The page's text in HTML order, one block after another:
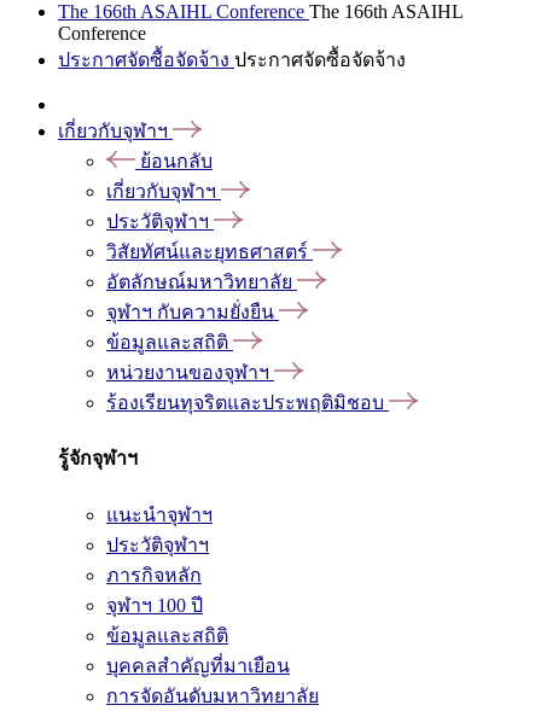
The 166th ASAIHL Conference The 166th ASAIHL
Conference
ประกาศจัดซื้อจัดจ้าง ประกาศจัดซื้อจัดจ้าง
เกี่ยวกับจุฬาฯ
ย้อนกลับ
เกี่ยวกับจุฬาฯ
ประวัติจุฬาฯ
วิสัยทัศน์และยุทธศาสตร์
อัตลักษณ์มหาวิทยาลัย
จุฬาฯ กับความยั่งยืน
ข้อมูลและสถิติ
หน่วยงานของจุฬาฯ
ร้องเรียนทุจริตและประพฤติมิชอบ
รู้จักจุฬาฯ
แนะนำจุฬาฯ
ประวัติจุฬาฯ
ภารกิจหลัก
จุฬาฯ 100 ปี
ข้อมูลและสถิติ
บุคคลสำคัญที่มาเยือน
การจัดอันดับมหาวิทยาลัย